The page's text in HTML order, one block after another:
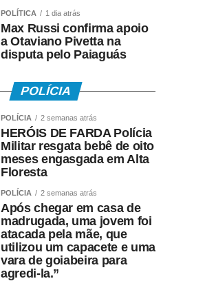
POLÍTICA 1 dia atrás
Max Russi confirma apoio
a Otaviano Pivetta na
disputa pelo Paiaguás
POLÍCIA
POLÍCIA 2 semanas atrás
HERÓIS DE FARDA Polícia
Militar resgata bebê de oito
meses engasgada em Alta
Floresta
POLÍCIA 2 semanas atrás
Após chegar em casa de
madrugada, uma jovem foi
atacada pela mãe, que
utilizou um capacete e uma
vara de goiabeira para
agredi-la.”